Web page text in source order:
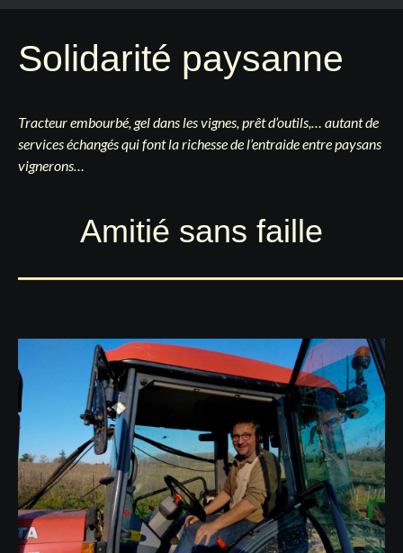
Solidarité paysanne
Tracteur embourbé, gel dans les vignes, prêt d’outils,… autant de
services échangés qui font la richesse de l’entraide entre paysans
vignerons…
Amitié sans faille